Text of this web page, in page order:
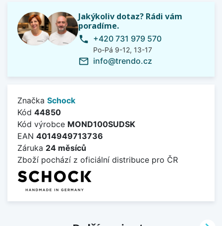
Jakýkoliv dotaz? Rádi vám
poradíme.
phone +420 731 979 570
Po-Pá 9-12, 13-17
mail_outline info@trendo.cz
Značka Schock
Kód 44850
Kód výrobce MOND100SUDSK
EAN 4014949713736
Záruka 24 měsíců
Zboží pochází z oficiální distribuce pro ČR